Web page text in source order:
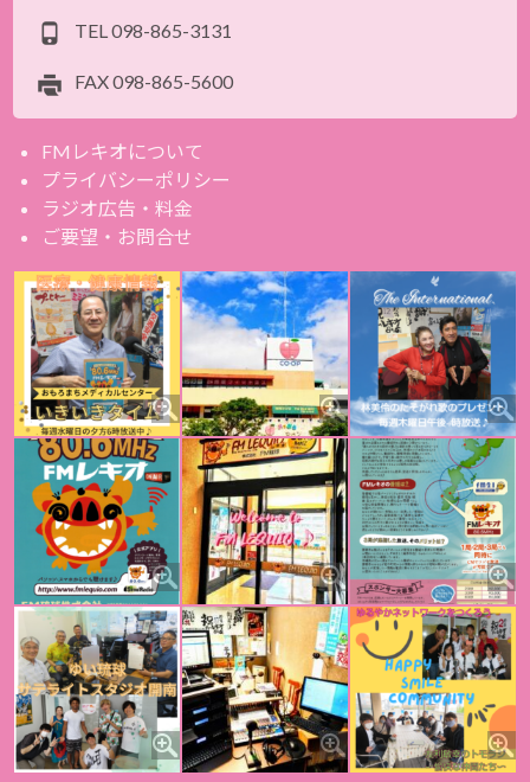
TEL 098-865-3131
FAX098-865-5600
FMレキオについて
プライバシーポリシー
ラジオ広告・料金
ご要望・お問合せ